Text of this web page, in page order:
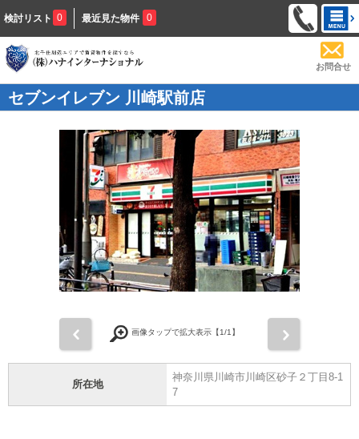
検討リスト 0 最近見た物件 0
お問合せ
セブンイレブン 川崎駅前店
画像タップで拡大表示【1/1】
所在地
神奈川県川崎市川崎区砂子２丁目8-1
7